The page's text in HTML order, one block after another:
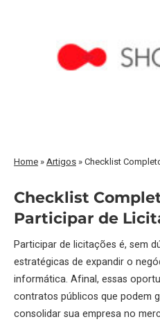
Home »Artigos »Checklist
Checklist
Participar de
Participar de licitações é, sem
estratégicas de expandir o
informática. Afinal, essas
contratos públicos que podem
consolidar sua empresa no